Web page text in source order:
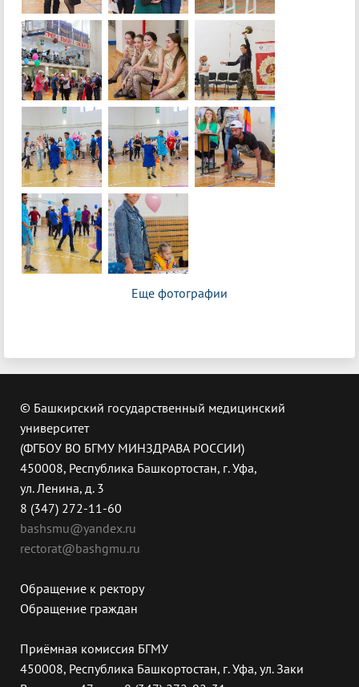
Еще фотографии
© Башкирский государственный медицинский
университет
(ФГБОУ ВО БГМУ МИНЗДРАВА РОССИИ)
450008, Республика Башкортостан, г. Уфа,
ул. Ленина, д. 3
8 (347) 272-11-60
bashsmu@yandex.ru
rectorat@bashgmu.ru
Обращение к ректору
Обращение граждан
Приёмная комиссия БГМУ
450008, Республика Башкортостан, г. Уфа, ул. Заки